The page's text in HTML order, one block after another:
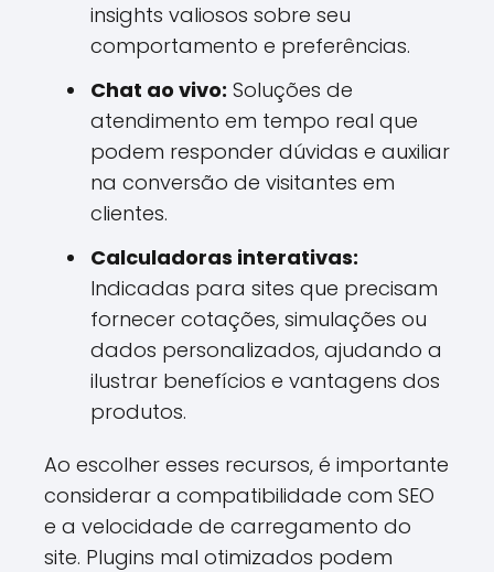
insights valiosos sobre seu
comportamento e preferências.
Chat ao vivo: Soluções de
atendimento em tempo real que
podem responder dúvidas e auxiliar
na conversão de visitantes em
clientes.
Calculadoras interativas:
Indicadas para sites que precisam
fornecer cotações, simulações ou
dados personalizados, ajudando a
ilustrar benefícios e vantagens dos
produtos.
Ao escolher esses recursos, é importante
considerar a compatibilidade com SEO
e a velocidade de carregamento do
site. Plugins mal otimizados podem